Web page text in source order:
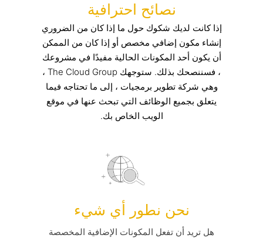
نصائح احترافية
إذا كانت لديك شكوك حول ما إذا كان من الضروري
إنشاء مكون إضافي مخصص أو إذا كان من الممكن
أن يكون أحد المكونات الحالية مفيدًا في مشروعك
، فسننصحك بذلك. ستوجهك The Cloud Group ،
وهي شركة تطوير برمجيات ، إلى ما تحتاجه فيما
يتعلق بجميع الوظائف التي تبحث عنها في موقع
الويب الخاص بك.
نحن نطور أي شيء
هل تريد أن تفعل المكونات الإضافية المخصصة